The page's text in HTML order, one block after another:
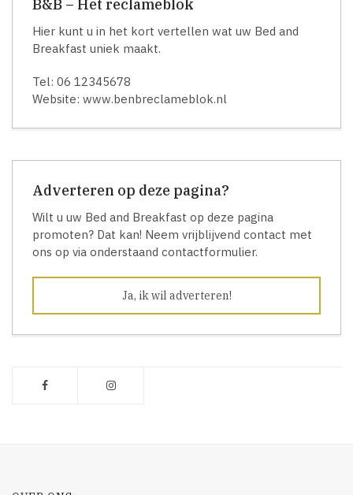
B&B – Het reclameblok
Hier kunt u in het kort vertellen wat uw Bed and
Breakfast uniek maakt.
Tel: 06 12345678
Website: www.benbreclameblok.nl
Adverteren op deze pagina?
Wilt u uw Bed and Breakfast op deze pagina
promoten? Dat kan! Neem vrijblijvend contact met
ons op via onderstaand contactformulier.
Ja, ik wil adverteren!